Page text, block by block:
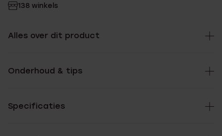
138 winkels
Alles over dit product
Onderhoud & tips
Specificaties